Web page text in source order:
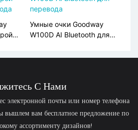
Умные очки Goodway
W100D AI Bluetooth для
С Нами
электронной почты или номер телефона
вышлем вам бесплатное предложение по
ассортименту дизайнов!